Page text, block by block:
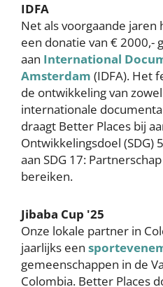
IDFA
Net als voorgaande
een donatie van € 2000,-
aan International
Amsterdam (IDFA). Het
de ontwikkeling van
internationale
draagt Better Places bij
Ontwikkelingsdoel (SDG)
aan SDG 17:
bereiken.
Jibaba Cup '25
Onze lokale partner in
jaarlijks een
gemeenschappen in de
Colombia. Better Places